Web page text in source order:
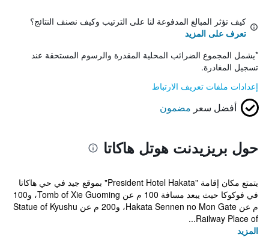
كيف تؤثر المبالغ المدفوعة لنا على الترتيب وكيف نصنف النتائج؟
تعرف على المزيد
*يشمل المجموع الضرائب المحلية المقدرة والرسوم المستحقة عند
تسجيل المغادرة.
إعدادات ملفات تعريف الارتباط
أفضل سعر مضمون
حول بريزيدنت هوتل هاكاتا
يتمتع مكان إقامة "President Hotel Hakata" بموقع جيد في حي هاكاتا
في فوكوكا حيث يبعد مسافة 100 م عن Tomb of Xie Guoming، و100
م عن Hakata Sennen no Mon Gate، و200 م عن Statue of Kyushu
Railway Place of...
المزيد